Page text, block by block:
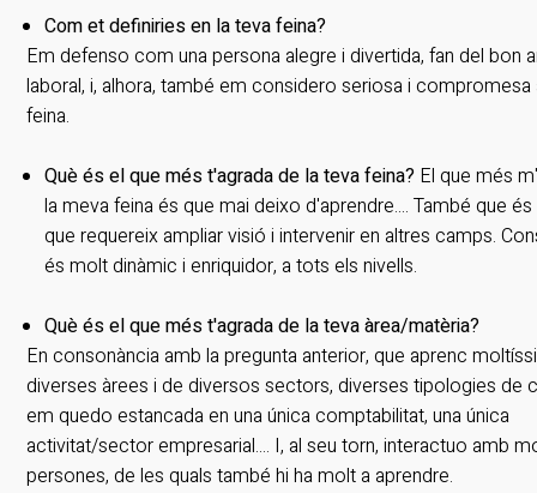
Com et definiries en la teva feina?
Em defenso com una persona alegre i divertida, fan del bon
laboral, i, alhora, també em considero seriosa i compromesa
feina.
Què és el que més t'agrada de la teva feina? El que més
la meva feina és que mai deixo d'aprendre.... També que
que requereix ampliar visió i intervenir en altres camps.
és molt dinàmic i enriquidor, a tots els nivells.
Què és el que més t'agrada de la teva àrea/matèria?
En consonància amb la pregunta anterior, que aprenc
diverses àrees i de diversos sectors, diverses tipologies de
em quedo estancada en una única comptabilitat, una única
activitat/sector empresarial.... I, al seu torn, interactuo amb
persones, de les quals també hi ha molt a aprendre.